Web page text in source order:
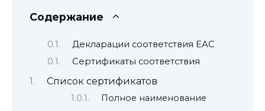
Содержание
Декларации соответствия ЕАС
Сертификаты соответствия
Список сертификатов
Полное наименование